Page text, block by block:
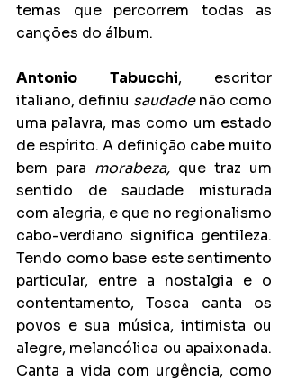
temas que percorrem todas as
canções do álbum.
Antonio Tabucchi, escritor
italiano, definiu saudade não como
uma palavra, mas como um estado
de espírito. A definição cabe muito
bem para morabeza, que traz um
sentido de saudade misturada
com alegria, e que no regionalismo
cabo-verdiano significa gentileza.
Tendo como base este sentimento
particular, entre a nostalgia e o
contentamento, Tosca canta os
povos e sua música, intimista ou
alegre, melancólica ou apaixonada.
Canta a vida com urgência, como